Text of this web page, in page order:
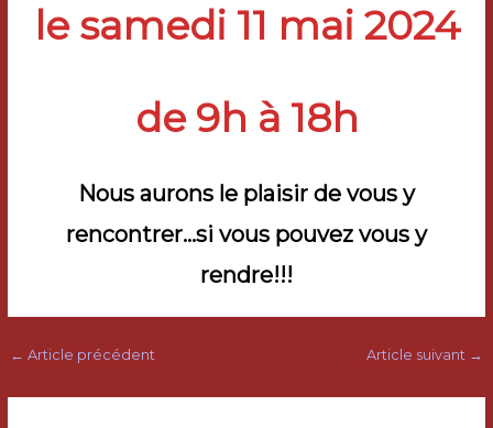
le samedi 11 mai 2024
de 9h à 18h
Nous aurons le plaisir de vous y
rencontrer…si vous pouvez vous y
rendre!!!
Navigation
articles
← Article précédent Article suivant →